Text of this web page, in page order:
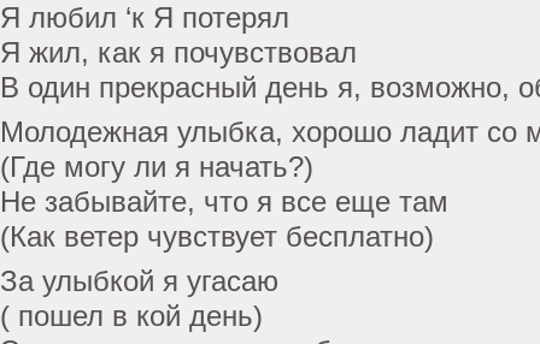
Я любил ‘к Я потерял
Я жил, как я почувствовал
В один прекрасный день я, возможно,
Молодежная улыбка, хорошо ладит со
(Где могу ли я начать?)
Не забывайте, что я все еще там
(Как ветер чувствует бесплатно)
За улыбкой я угасаю
( пошел в кой день)